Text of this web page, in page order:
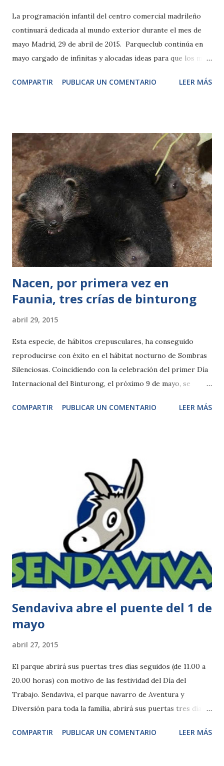
La programación infantil del centro comercial madrileño
continuará dedicada al mundo exterior durante el mes de
mayo Madrid, 29 de abril de 2015. Parqueclub continúa en
mayo cargado de infinitas y alocadas ideas para que los más
forma, la programación infantil del centro comercial
días 2 y 3 de mayo, con diversos juegos en el que los niños
deberán utilizar su ingenio para escapar de los guardianes
de la Galaxia. El siguiente fin de semana -9 y 10 de mayo-
tendrán que agudizar sus sentidos y así descubrir los
diferentes objetos que componen el cosmos. El sábado 16 y
el domingo 17 tendrán la oportunidad de crear sus propias
constelaciones con la maravillosa técnica del `Pop up’,
mientras que los días 23 y 24 de mayo podrán escuchar y d...
COMPARTIR PUBLICAR UN COMENTARIO LEER MÁS
Nacen, por primera vez en
Faunia, tres crías de binturong
abril 29, 2015
Esta especie, de hábitos crepusculares, ha conseguido
reproducirse con éxito en el hábitat nocturno de Sombras
Silenciosas. Coincidiendo con la celebración del primer Día
Internacional del Binturong, el próximo 9 de mayo, se
recién nacidos y concienciar sobre este desconocido
una curiosa especie desconocida para muchos por su
aspecto similar a un oso-gato. Ha tenido que transcurrir
más de un mes para que las crías, que pesaron alrededor de
150 gramos y midieron 15 centímetros de longitud (desde el
hocico hasta la cola), desciendan del nido donde
permanecían protegidas por su madre para dar sus
primeros pasos. El nacimiento de estos pequeños
carnívoros de hábitos arborícolas, originarios del sudeste
asiático, supone todo un logro e...
COMPARTIR PUBLICAR UN COMENTARIO LEER MÁS
Sendaviva abre el puente del 1 de
mayo
abril 27, 2015
El parque abrirá sus puertas tres días seguidos (de 11.00 a
20.00 horas) con motivo de las festividad del Día del
Trabajo. Sendaviva, el parque navarro de Aventura y
Diversión para toda la familia, abrirá sus puertas tres días
festividad del Día del Trabajo. El horario para poder
COMPARTIR PUBLICAR UN COMENTARIO LEER MÁS